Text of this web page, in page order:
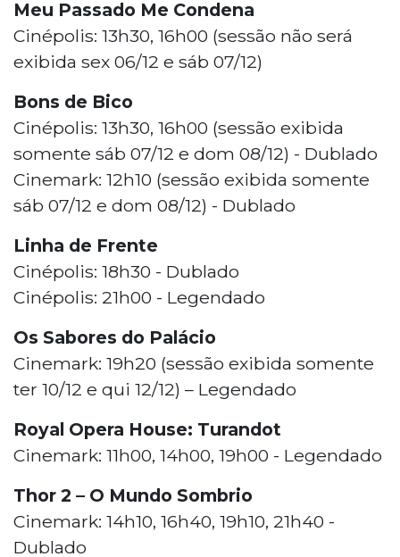
Meu Passado Me Condena
Cinépolis: 13h30, 16h00 (sessão não será
exibida sex 06/12 e sáb 07/12)
Bons de Bico
Cinépolis: 13h30, 16h00 (sessão exibida
somente sáb 07/12 e dom 08/12) - Dublado
Cinemark: 12h10 (sessão exibida somente
sáb 07/12 e dom 08/12) - Dublado
Linha de Frente
Cinépolis: 18h30 - Dublado
Cinépolis: 21h00 - Legendado
Os Sabores do Palácio
Cinemark: 19h20 (sessão exibida somente
ter 10/12 e qui 12/12) – Legendado
Royal Opera House: Turandot
Cinemark: 11h00, 14h00, 19h00 - Legendado
Thor 2 – O Mundo Sombrio
Cinemark: 14h10, 16h40, 19h10, 21h40 -
Dublado